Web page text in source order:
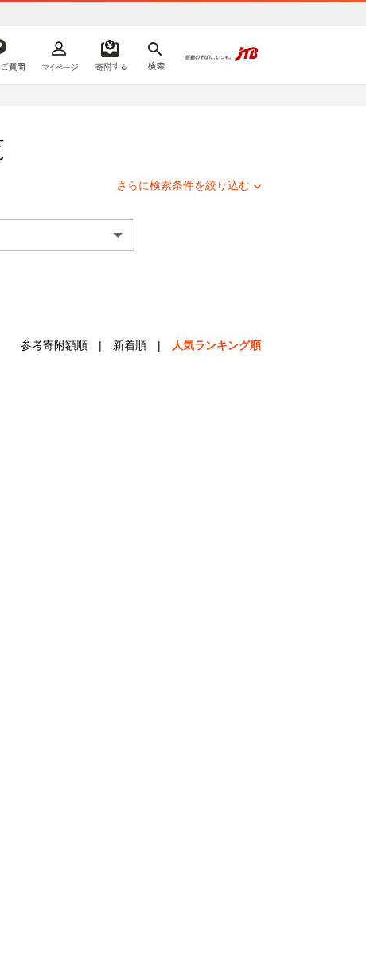
ての方へ
さらに検索条件を絞り込む
参考寄附額順 | 新着順 | 人気ランキング順